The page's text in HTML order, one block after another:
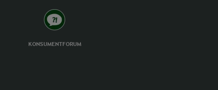
KONSUMENTFORUM